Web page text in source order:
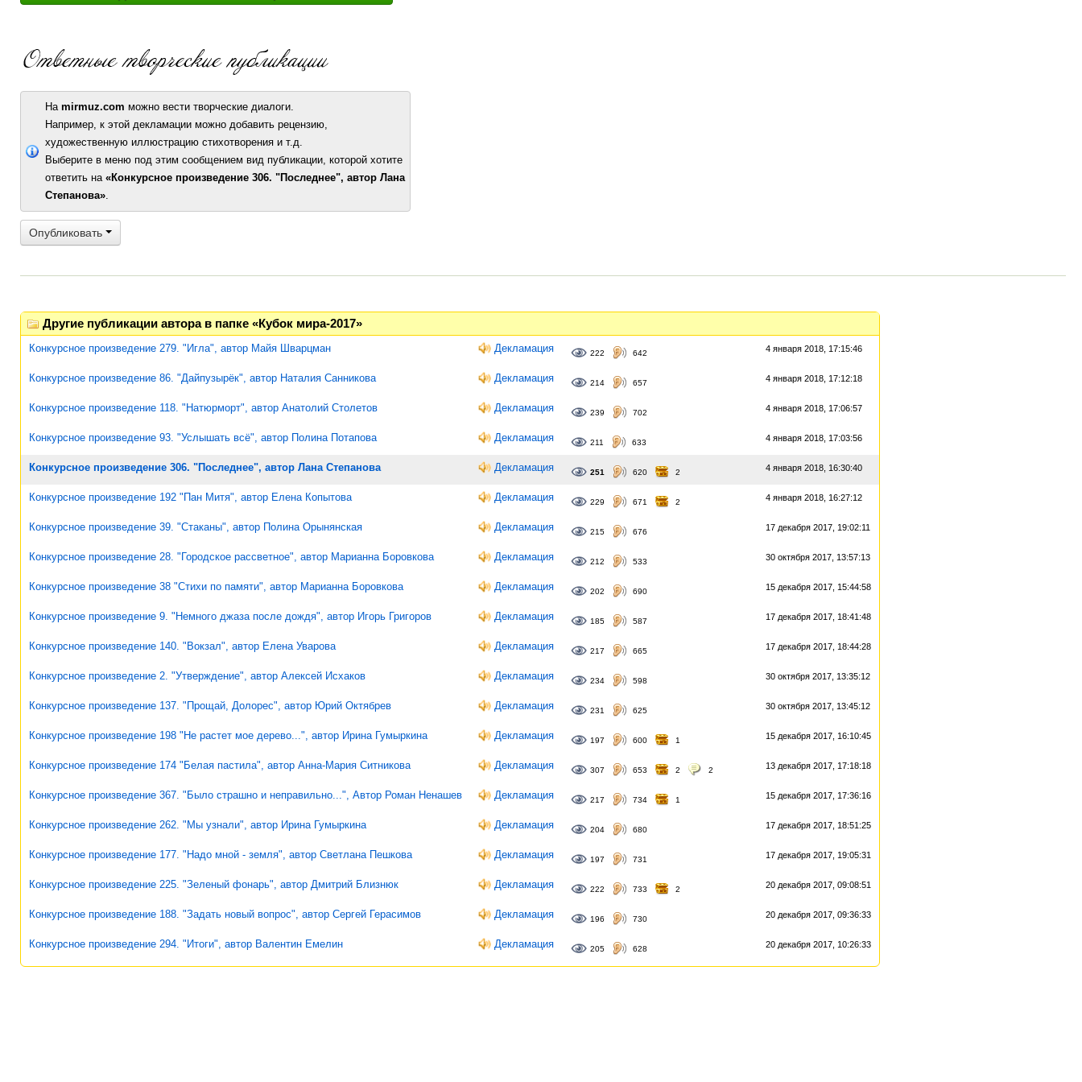
На mirmuz.com можно вести творческие диалоги.
Например, к этой декламации можно добавить рецензию,
художественную иллюстрацию стихотворения и т.д.
Выберите в меню под этим сообщением вид публикации, которой хотите
ответить на «Конкурсное произведение 306. "Последнее", автор Лана
Степанова».
Опубликовать
Другие публикации автора в папке «Кубок мира-2017»
Конкурсное произведение 279. "Игла", автор Майя Шварцман Декламация 222 642 4 января 2018, 17:15:46
Конкурсное произведение 86. "Дайпузырёк", автор Наталия Санникова Декламация 214 657 4 января 2018, 17:12:18
Конкурсное произведение 118. "Натюрморт", автор Анатолий Столетов Декламация 239 702 4 января 2018, 17:06:57
Конкурсное произведение 93. "Услышать всё", автор Полина Потапова Декламация 211 633 4 января 2018, 17:03:56
Конкурсное произведение 306. "Последнее", автор Лана Степанова Декламация 251 620 2 4 января 2018, 16:30:40
Конкурсное произведение 192 "Пан Митя", автор Елена Копытова Декламация 229 671 2 4 января 2018, 16:27:12
Конкурсное произведение 39. "Стаканы", автор Полина Орынянская Декламация 215 676 17 декабря 2017, 19:02:11
Конкурсное произведение 28. "Городское рассветное", автор Марианна Боровкова Декламация 212 533 30 октября 2017, 13:57:13
Конкурсное произведение 38 "Стихи по памяти", автор Марианна Боровкова Декламация 202 690 15 декабря 2017, 15:44:58
Конкурсное произведение 9. "Немного джаза после дождя", автор Игорь Григоров Декламация 185 587 17 декабря 2017, 18:41:48
Конкурсное произведение 140. "Вокзал", автор Елена Уварова Декламация 217 665 17 декабря 2017, 18:44:28
Конкурсное произведение 2. "Утверждение", автор Алексей Исхаков Декламация 234 598 30 октября 2017, 13:35:12
Конкурсное произведение 137. "Прощай, Долорес", автор Юрий Октябрев Декламация 231 625 30 октября 2017, 13:45:12
Конкурсное произведение 198 "Не растет мое дерево...", автор Ирина Гумыркина Декламация 197 600 1 15 декабря 2017, 16:10:45
Конкурсное произведение 174 "Белая пастила", автор Анна-Мария Ситникова Декламация 307 653 2 2 13 декабря 2017, 17:18:18
Конкурсное произведение 367. "Было страшно и неправильно...", Автор Роман Ненашев Декламация 217 734 1 15 декабря 2017, 17:36:16
Конкурсное произведение 262. "Мы узнали", автор Ирина Гумыркина Декламация 204 680 17 декабря 2017, 18:51:25
Конкурсное произведение 177. "Надо мной - земля", автор Светлана Пешкова Декламация 197 731 17 декабря 2017, 19:05:31
Конкурсное произведение 225. "Зеленый фонарь", автор Дмитрий Близнюк Декламация 222 733 2 20 декабря 2017, 09:08:51
Конкурсное произведение 188. "Задать новый вопрос", автор Сергей Герасимов Декламация 196 730 20 декабря 2017, 09:36:33
Конкурсное произведение 294. "Итоги", автор Валентин Емелин Декламация 205 628 20 декабря 2017, 10:26:33